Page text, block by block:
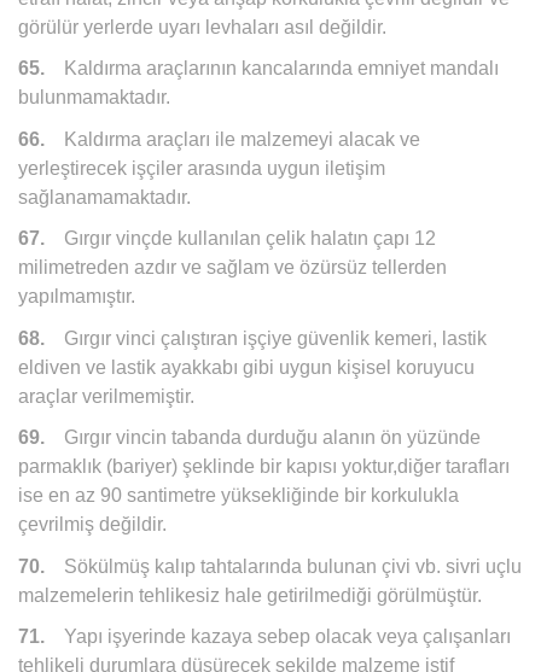
görülür yerlerde uyarı levhaları asıl değildir.
65.
Kaldırma araçlarının kancalarında emniyet mandalı
bulunmamaktadır.
66.
Kaldırma araçları ile malzemeyi alacak ve
yerleştirecek işçiler arasında uygun iletişim
sağlanamamaktadır.
67. Gırgır vinçde kullanılan çelik halatın çapı 12
milimetreden azdır ve sağlam ve özürsüz tellerden
yapılmamıştır.
68. Gırgır vinci çalıştıran işçiye güvenlik kemeri, lastik
eldiven ve lastik ayakkabı gibi uygun kişisel koruyucu
araçlar verilmemiştir.
69. Gırgır vincin tabanda durduğu alanın ön yüzünde
parmaklık (bariyer) şeklinde bir kapısı yoktur,diğer tarafları
ise en az 90 santimetre yüksekliğinde bir korkulukla
çevrilmiş değildir.
70. Sökülmüş kalıp tahtalarında bulunan çivi vb. sivri uçlu
malzemelerin tehlikesiz hale getirilmediği görülmüştür.
71. Yapı işyerinde kazaya sebep olacak veya çalışanları
tehlikeli durumlara düşürecek şekilde malzeme istif